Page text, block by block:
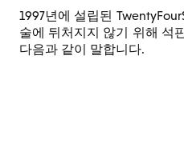
1997년에 설립된
술에 뒤처지지 않기 위해 석
다음과 같이 말합니다.